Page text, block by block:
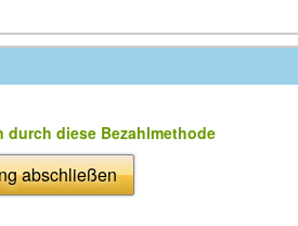
durch diese Bezahlmethode
abschließen